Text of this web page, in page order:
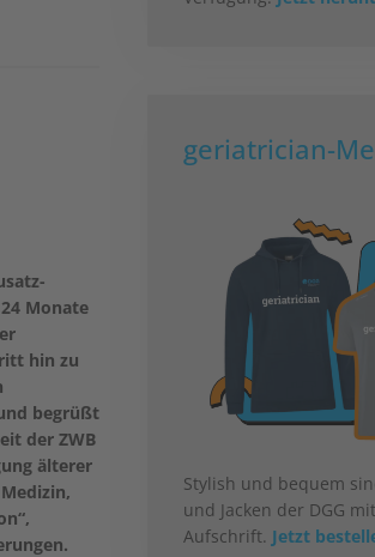
Monate
hin zu
begrüßt
der ZWB
älterer
geriatrician-
Stylish und bequem
und Jacken der DGG
Aufschrift. Jetzt